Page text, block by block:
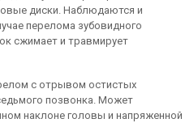
диски. Наблюдаются и
перелома зубовидного
сжимает и травмирует
с отрывом остистых
позвонка. Может
наклоне головы и напряженной